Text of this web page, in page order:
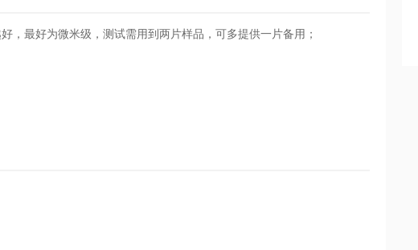
，最好为微米级，测试需用到两片样品，可多提供一片备用；